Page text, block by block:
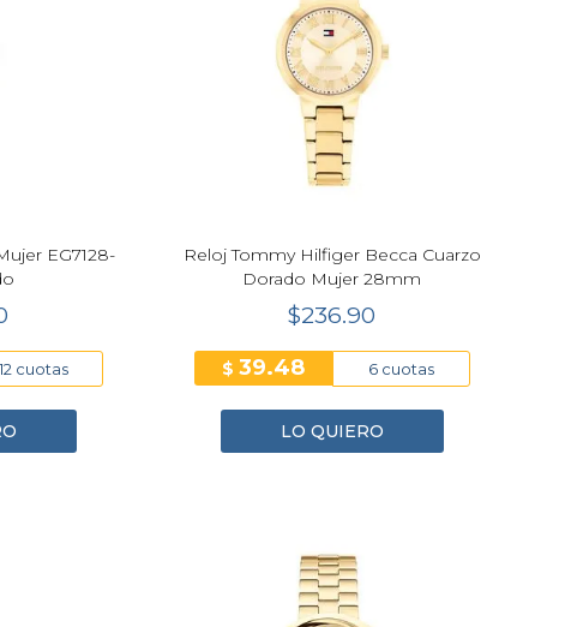
EG7128-
12 cuotas
Reloj Tommy Hilfiger Becca Cuarzo
Dorado Mujer 28mm
$236.90
$ 39.48 6 cuotas
LO QUIERO